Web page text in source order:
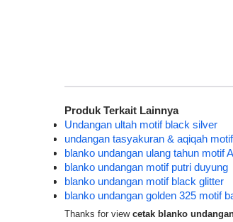
Produk Terkait Lainnya
Undangan ultah motif black silver
undangan tasyakuran & aqiqah
blanko undangan ulang tahun motif
blanko undangan motif putri duyung
blanko undangan motif black glitter
blanko undangan golden 325 motif
Thanks for view cetak blanko